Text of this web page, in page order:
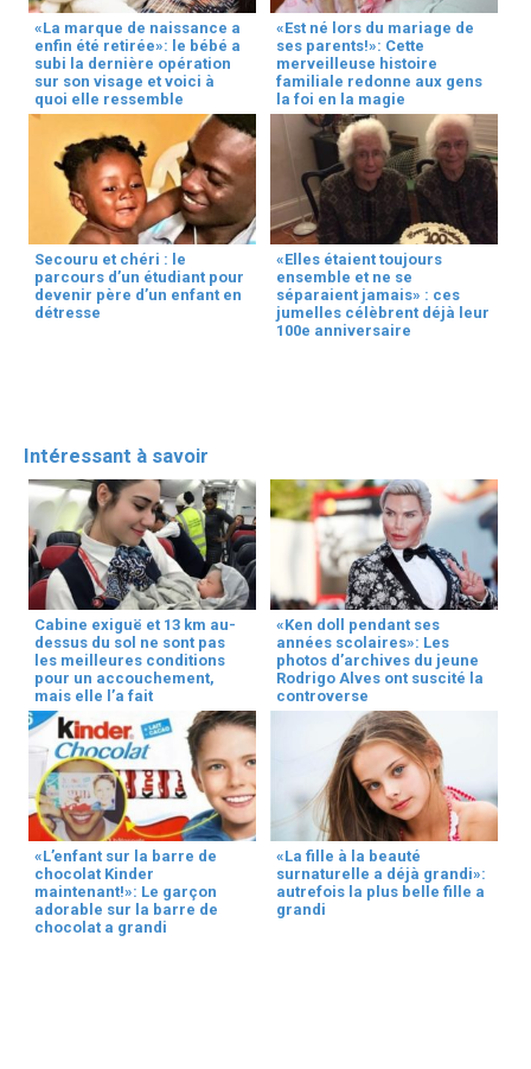
«La marque de naissance a
enfin été retirée»: le bébé a
subi la dernière opération
sur son visage et voici à
quoi elle ressemble
«Est né lors du mariage de
ses parents!»: Cette
merveilleuse histoire
familiale redonne aux gens
la foi en la magie
Secouru et chéri : le
parcours d’un étudiant pour
devenir père d’un enfant en
détresse
«Elles étaient toujours
ensemble et ne se
séparaient jamais» : ces
jumelles célèbrent déjà leur
100e anniversaire
Intéressant à savoir
Cabine exiguë et 13 km au-
dessus du sol ne sont pas
les meilleures conditions
pour un accouchement,
mais elle l’a fait
«Ken doll pendant ses
années scolaires»: Les
photos d’archives du jeune
Rodrigo Alves ont suscité la
controverse
«L’enfant sur la barre de
chocolat Kinder
maintenant!»: Le garçon
adorable sur la barre de
chocolat a grandi
«La fille à la beauté
surnaturelle a déjà grandi»:
autrefois la plus belle fille a
grandi